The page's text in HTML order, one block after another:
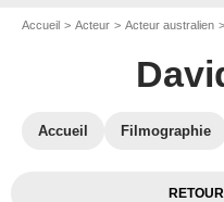
Accueil Acteur Acteur australien
Accueil Filmographie